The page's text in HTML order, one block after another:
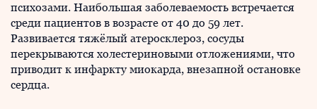
психозами. Наибольшая заболеваемость встречается
среди пациентов в возрасте от 40 до 59 лет.
Развивается тяжёлый атеросклероз, сосуды
перекрываются холестериновыми отложениями, что
приводит к инфаркту миокарда, внезапной остановке
сердца.